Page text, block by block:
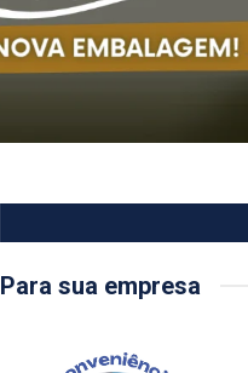
Para sua empresa